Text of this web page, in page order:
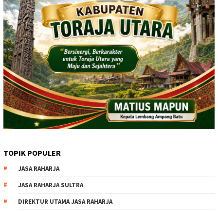
TOPIK POPULER
JASA RAHARJA
JASA RAHARJA SULTRA
DIREKTUR UTAMA JASA RAHARJA